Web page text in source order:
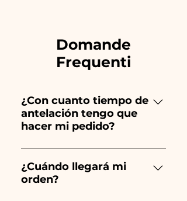
Domande
Frequenti
¿Con cuanto tiempo de
antelación tengo que
hacer mi pedido?
Ceramiche Ania crea y pinta
totalmente a mano, ¡por lo que
su creación lleva mucho
¿Cuándo llegará mi
orden?